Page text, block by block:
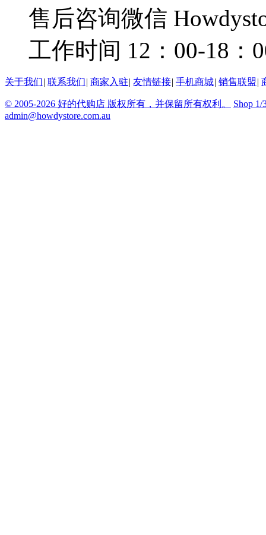
售后咨询微信
工作时间 12：00-18：
关于我们| 联系我们| 商家入驻| 友情链接| 手机商城| 销售联盟|
© 2005-2026 好的代购店 版权所有，并保留所有权利。
Shop 1/
admin@howdystore.com.au